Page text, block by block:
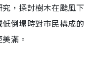
，探討樹木在颱風下
倒塌時對市民構成的
滿。